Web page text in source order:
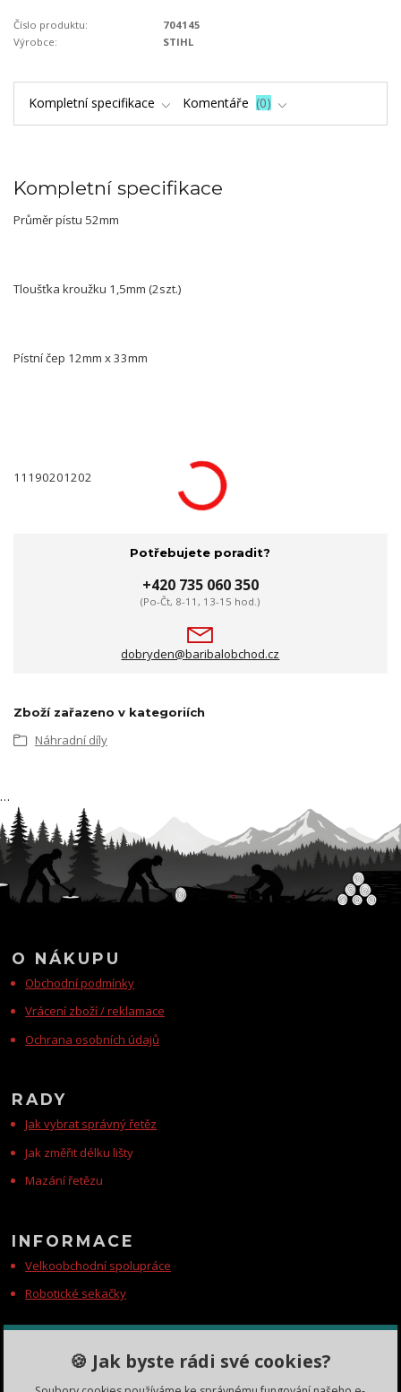
Číslo produktu:
704145
Výrobce:
STIHL
Kompletní specifikace Komentáře 0
Kompletní specifikace
Průměr pístu 52mm
Tloušťka kroužku 1,5mm (2szt.)
Pístní čep 12mm x 33mm
11190201202
Potřebujete poradit?
+420 735 060 350
(Po-Čt, 8-11, 13-15 hod.)
dobryden@baribalobchod.cz
Zboží zařazeno v kategoriích
Náhradní díly
O NÁKUPU
Obchodní podmínky
Vrácení zboží / reklamace
Ochrana osobních údajů
RADY
Jak vybrat správný řetěz
Jak změřit délku lišty
Mazání řetězu
INFORMACE
Velkoobchodní spolupráce
Robotické sekačky
KONTAKTY
Zákaznická podpora
…
🍪 Jak byste rádi své cookies?